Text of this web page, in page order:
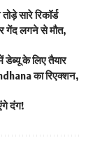
सारे रिकॉर्ड
गेंद लगने से मौत,
डेब्यू के लिए तैयार
का रिएक्शन,
दंग!